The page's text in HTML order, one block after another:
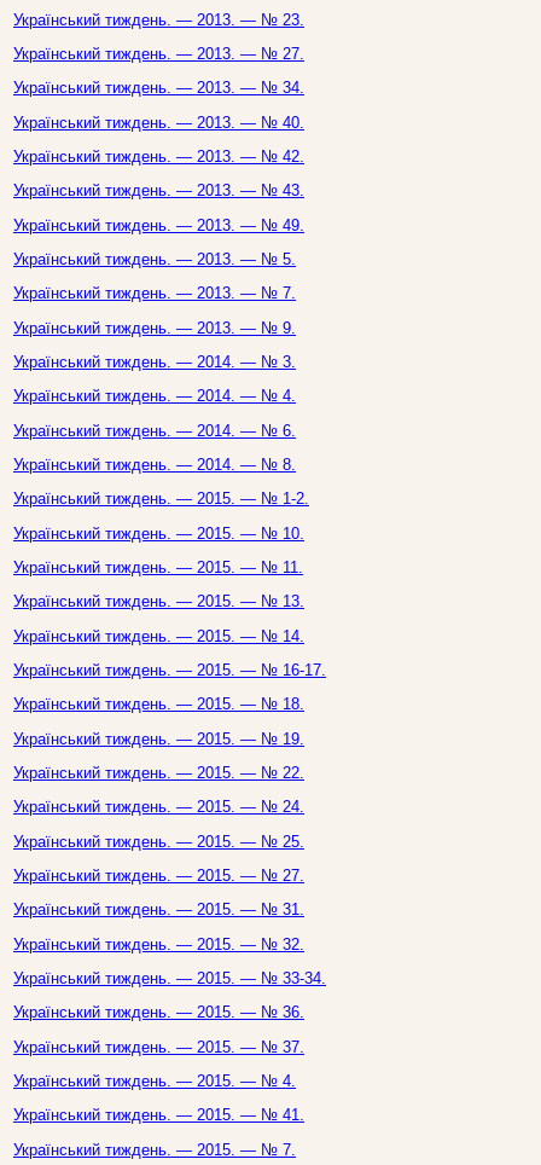
Український тиждень. — 2013. — № 23.
Український тиждень. — 2013. — № 27.
Український тиждень. — 2013. — № 34.
Український тиждень. — 2013. — № 40.
Український тиждень. — 2013. — № 42.
Український тиждень. — 2013. — № 43.
Український тиждень. — 2013. — № 49.
Український тиждень. — 2013. — № 5.
Український тиждень. — 2013. — № 7.
Український тиждень. — 2013. — № 9.
Український тиждень. — 2014. — № 3.
Український тиждень. — 2014. — № 4.
Український тиждень. — 2014. — № 6.
Український тиждень. — 2014. — № 8.
Український тиждень. — 2015. — № 1-2.
Український тиждень. — 2015. — № 10.
Український тиждень. — 2015. — № 11.
Український тиждень. — 2015. — № 13.
Український тиждень. — 2015. — № 14.
Український тиждень. — 2015. — № 16-17.
Український тиждень. — 2015. — № 18.
Український тиждень. — 2015. — № 19.
Український тиждень. — 2015. — № 22.
Український тиждень. — 2015. — № 24.
Український тиждень. — 2015. — № 25.
Український тиждень. — 2015. — № 27.
Український тиждень. — 2015. — № 31.
Український тиждень. — 2015. — № 32.
Український тиждень. — 2015. — № 33-34.
Український тиждень. — 2015. — № 36.
Український тиждень. — 2015. — № 37.
Український тиждень. — 2015. — № 4.
Український тиждень. — 2015. — № 41.
Український тиждень. — 2015. — № 7.